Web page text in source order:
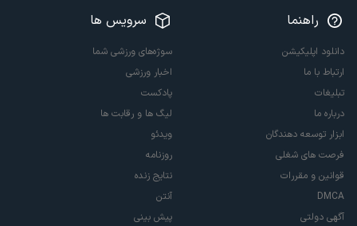
راهنما
دانلود اپلیکیشن
ارتباط با ما
تبلیغات
درباره ما
ابزار توسعه دهندگان
فرصت های شغلی
قوانین و مقررات
DMCA
آگهی دولتی
سرویس ها
سوژه‌های ورزشی شما
اخبار ورزشی
پادکست
لیگ ها و رقابت ها
ویدئو
روزنامه
نتایج زنده
آنتن
پیش بینی